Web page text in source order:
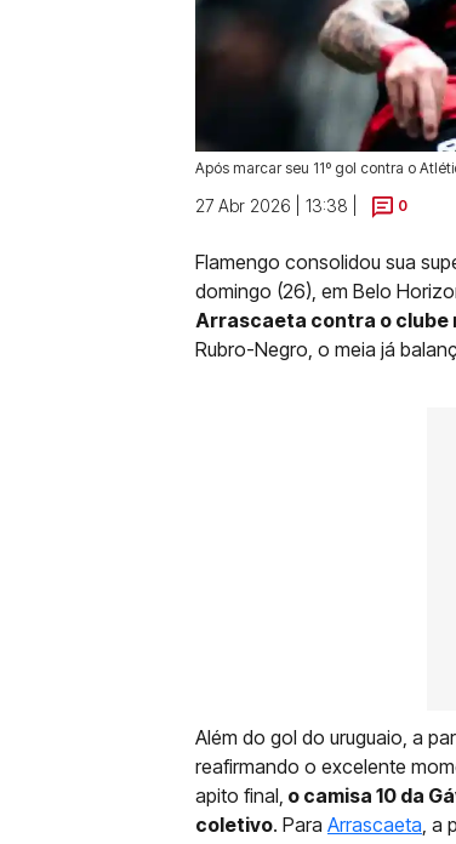
Após marcar seu 11º gol contra o
27 Abr 2026 | 13:38 | 0
Flamengo consolidou sua
domingo (26), em Belo
Arrascaeta contra o clube
Rubro-Negro, o meia já
Além do gol do uruguaio, a
reafirmando o excelente
apito final, o camisa 10 da
coletivo. Para Arrascaeta, a